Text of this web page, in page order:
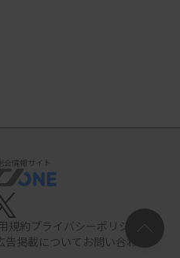
合情報サイト
規約プライバシーポリシー
告掲載について お問い合わせ